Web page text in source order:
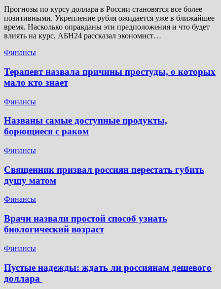
Прогнозы по курсу доллара в России становятся все более
позитивными. Укрепление рубля ожидается уже в ближайшее
время. Насколько оправданы эти предположения и что будет
влиять на курс, АБН24 рассказал экономист…
Финансы
Терапевт назвала причины простуды, о которых
мало кто знает
Финансы
Названы самые доступные продукты,
борющиеся с раком
Финансы
Священник призвал россиян перестать губить
душу матом
Финансы
Врачи назвали простой способ узнать
биологический возраст
Финансы
Пустые надежды: ждать ли россиянам дешевого
доллара